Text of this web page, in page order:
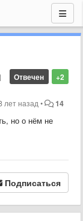
+2
Отвечен
лет назад • 14
но о нём не
Подписаться